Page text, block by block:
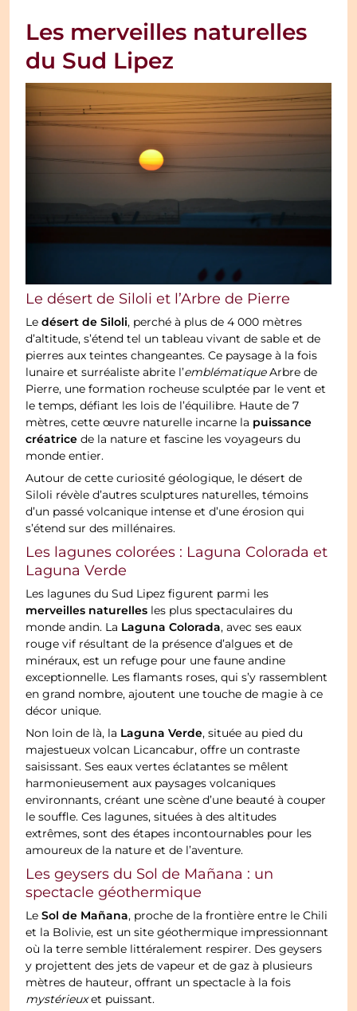
Les merveilles naturelles
du Sud Lipez
Le désert de Siloli et l’Arbre de Pierre
Ledésert de Siloli, perché à plus de 4 000 mètres
d’altitude, s’étend tel un tableau vivant de sable et de
pierres aux teintes changeantes. Ce paysage à la fois
lunaire et surréaliste abrite l’emblématiqueArbre de
Pierre, une formation rocheuse sculptée par le vent et
le temps, défiant les lois de l’équilibre. Haute de 7
mètres, cette œuvre naturelle incarne la puissance
créatrice de la nature et fascine les voyageurs du
monde entier.
Autour de cette curiosité géologique, le désert de
Siloli révèle d’autres sculptures naturelles, témoins
d’un passé volcanique intense et d’une érosion qui
s’étend sur des millénaires.
Les lagunes colorées : Laguna Colorada et
Laguna Verde
Les lagunes du Sud Lipez figurent parmi les
merveilles naturelles les plus spectaculaires du
monde andin. La Laguna Colorada, avec ses eaux
rouge vif résultant de la présence d’algues et de
minéraux, est un refuge pour une faune andine
exceptionnelle. Les flamants roses, qui s’y rassemblent
en grand nombre, ajoutent une touche de magie à ce
décor unique.
Non loin de là, la Laguna Verde, située au pied du
majestueux volcan Licancabur, offre un contraste
saisissant. Ses eaux vertes éclatantes se mêlent
harmonieusement aux paysages volcaniques
environnants, créant une scène d’une beauté à couper
le souffle. Ces lagunes, situées à des altitudes
extrêmes, sont des étapes incontournables pour les
amoureux de la nature et de l’aventure.
Les geysers du Sol de Mañana : un
spectacle géothermique
LeSol de Mañana, proche de la frontière entre le Chili
et la Bolivie, est un site géothermique impressionnant
où la terre semble littéralement respirer. Des geysers
y projettent des jets de vapeur et de gaz à plusieurs
mètres de hauteur, offrant un spectacle à la fois
mystérieuxet puissant.